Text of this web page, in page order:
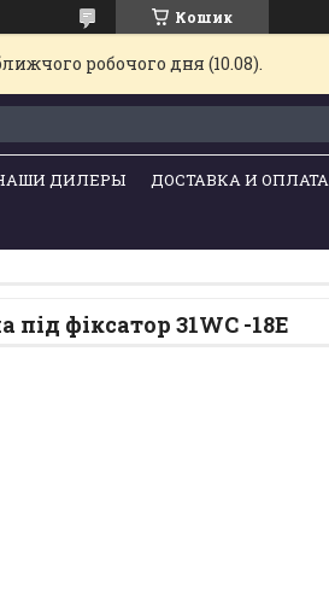
Кошик
робочого дня (10.08).
ДИЛЕРЫ ДОСТАВКА И ОПЛАТА
фіксатор 31WC -18Е